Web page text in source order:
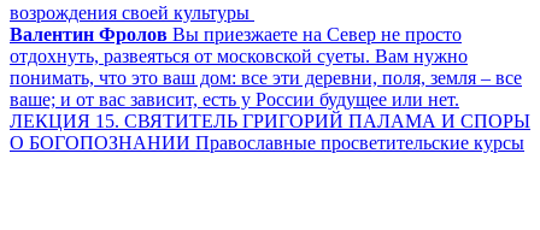
возрождения своей культуры
Валентин Фролов Вы приезжаете на Север не просто
отдохнуть, развеяться от московской суеты. Вам нужно
понимать, что это ваш дом: все эти деревни, поля, земля – все
ваше; и от вас зависит, есть у России будущее или нет.
ЛЕКЦИЯ 15. СВЯТИТЕЛЬ ГРИГОРИЙ ПАЛАМА И СПОРЫ
О БОГОПОЗНАНИИ Православные просветительские курсы